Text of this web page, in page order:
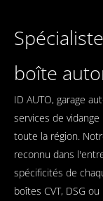
boîte
ID AUTO, garage
services de
toute la région.
reconnu dans
spécificités de
boîtes CVT, DSG